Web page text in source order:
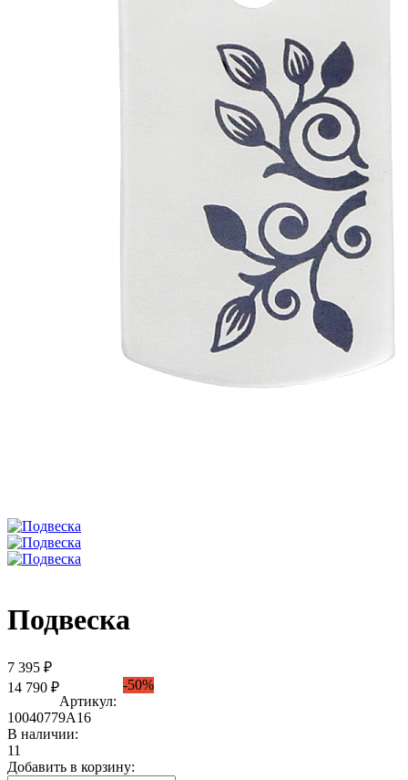
Подвеска
7 395 ₽
14 790 ₽
-50%
Артикул:
10040779А16
В наличии:
11
Добавить в корзину: